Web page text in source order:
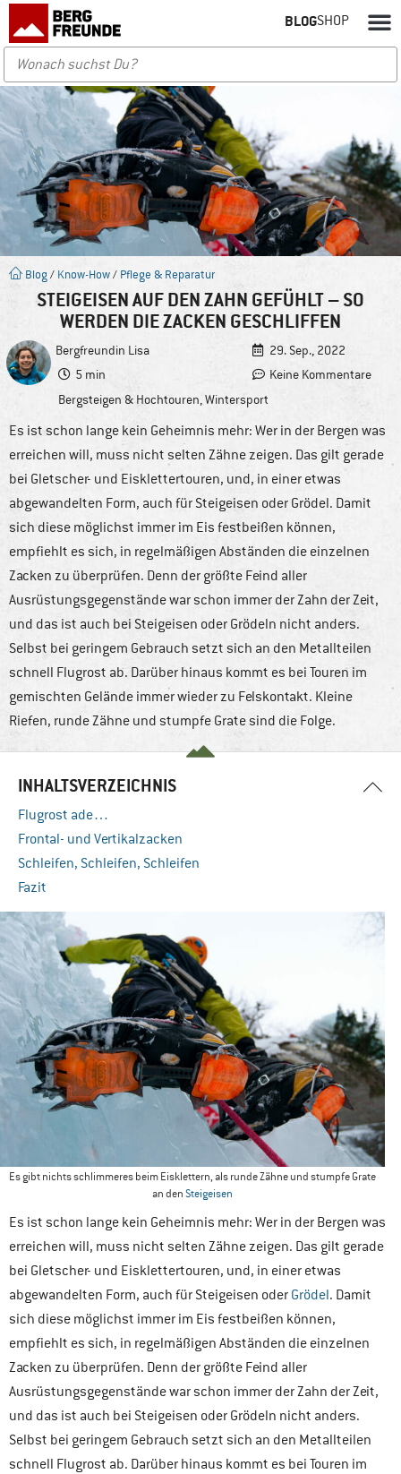
BLOGSHOP
Blog / Know-How/ Pflege & Reparatur
STEIGEISEN AUF DEN ZAHN GEFÜHLT – SO
WERDEN DIE ZACKEN GESCHLIFFEN
Bergfreundin Lisa
29. Sep., 2022
5 min
Keine Kommentare
Bergsteigen & Hochtouren,Wintersport
Es ist schon lange kein Geheimnis mehr: Wer in der Bergen was
erreichen will, muss nicht selten Zähne zeigen. Das gilt gerade
bei Gletscher- und Eisklettertouren, und, in einer etwas
abgewandelten Form, auch für Steigeisen oder Grödel. Damit
sich diese möglichst immer im Eis festbeißen können,
empfiehlt es sich, in regelmäßigen Abständen die einzelnen
Zacken zu überprüfen. Denn der größte Feind aller
Ausrüstungsgegenstände war schon immer der Zahn der Zeit,
und das ist auch bei Steigeisen oder Grödeln nicht anders.
Selbst bei geringem Gebrauch setzt sich an den Metallteilen
schnell Flugrost ab. Darüber hinaus kommt es bei Touren im
gemischten Gelände immer wieder zu Felskontakt. Kleine
Riefen, runde Zähne und stumpfe Grate sind die Folge.
INHALTSVERZEICHNIS
Flugrost ade…
Frontal- und Vertikalzacken
Schleifen, Schleifen, Schleifen
Fazit
Es gibt nichts schlimmeres beim Eisklettern, als runde Zähne und stumpfe Grate
an denSteigeisen
Es ist schon lange kein Geheimnis mehr: Wer in der Bergen was
erreichen will, muss nicht selten Zähne zeigen. Das gilt gerade
bei Gletscher- und Eisklettertouren, und, in einer etwas
abgewandelten Form, auch für Steigeisen oder Grödel. Damit
sich diese möglichst immer im Eis festbeißen können,
empfiehlt es sich, in regelmäßigen Abständen die einzelnen
Zacken zu überprüfen. Denn der größte Feind aller
Ausrüstungsgegenstände war schon immer der Zahn der Zeit,
und das ist auch bei Steigeisen oder Grödeln nicht anders.
Selbst bei geringem Gebrauch setzt sich an den Metallteilen
schnell Flugrost ab. Darüber hinaus kommt es bei Touren im